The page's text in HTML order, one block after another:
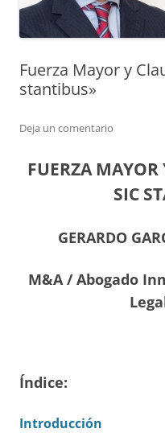
Fuerza Mayor y
stantibus»
Deja un comentario
FUERZA MAYOR
SIC
GERARDO
M&A / Abogado
Índice:
Introducción